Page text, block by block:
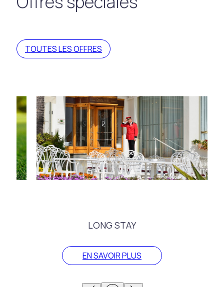
TOUTES LES OFFRES
LONG STAY
EN SAVOIR PLUS